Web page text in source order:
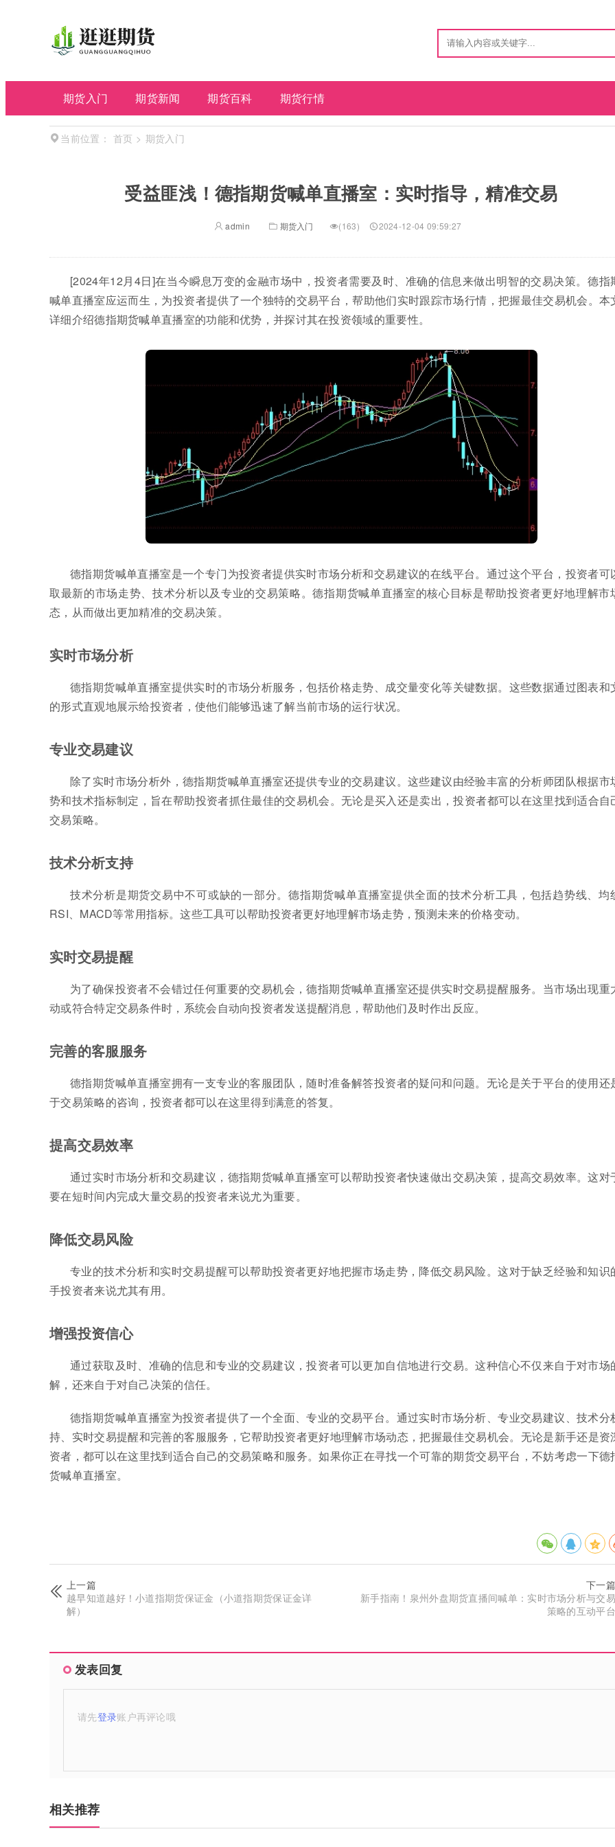
期货入门 期货新闻 期货百科 期货行情
当前位置： 首页 > 期货入门
受益匪浅！德指期货喊单直播室：实时指导，精准交易
admin 期货入门 (163) 2024-12-04 09:59:27
[2024年12月4日]在当今瞬息万变的金融市场中，投资者需要及时、准确的信息来做出明智的交易决策。德指
喊单直播室应运而生，为投资者提供了一个独特的交易平台，帮助他们实时跟踪市场行情，把握最佳交易机会。本
详细介绍德指期货喊单直播室的功能和优势，并探讨其在投资领域的重要性。
德指期货喊单直播室是一个专门为投资者提供实时市场分析和交易建议的在线平台。通过这个平台，投资者可
取最新的市场走势、技术分析以及专业的交易策略。德指期货喊单直播室的核心目标是帮助投资者更好地理解市
态，从而做出更加精准的交易决策。
实时市场分析
德指期货喊单直播室提供实时的市场分析服务，包括价格走势、成交量变化等关键数据。这些数据通过图表和
的形式直观地展示给投资者，使他们能够迅速了解当前市场的运行状况。
专业交易建议
除了实时市场分析外，德指期货喊单直播室还提供专业的交易建议。这些建议由经验丰富的分析师团队根据市
势和技术指标制定，旨在帮助投资者抓住最佳的交易机会。无论是买入还是卖出，投资者都可以在这里找到适合自
交易策略。
技术分析支持
技术分析是期货交易中不可或缺的一部分。德指期货喊单直播室提供全面的技术分析工具，包括趋势线、均
RSI、MACD等常用指标。这些工具可以帮助投资者更好地理解市场走势，预测未来的价格变动。
实时交易提醒
为了确保投资者不会错过任何重要的交易机会，德指期货喊单直播室还提供实时交易提醒服务。当市场出现重
动或符合特定交易条件时，系统会自动向投资者发送提醒消息，帮助他们及时作出反应。
完善的客服服务
德指期货喊单直播室拥有一支专业的客服团队，随时准备解答投资者的疑问和问题。无论是关于平台的使用还
于交易策略的咨询，投资者都可以在这里得到满意的答复。
提高交易效率
通过实时市场分析和交易建议，德指期货喊单直播室可以帮助投资者快速做出交易决策，提高交易效率。这对
要在短时间内完成大量交易的投资者来说尤为重要。
降低交易风险
专业的技术分析和实时交易提醒可以帮助投资者更好地把握市场走势，降低交易风险。这对于缺乏经验和知识
手投资者来说尤其有用。
增强投资信心
通过获取及时、准确的信息和专业的交易建议，投资者可以更加自信地进行交易。这种信心不仅来自于对市场
解，还来自于对自己决策的信任。
德指期货喊单直播室为投资者提供了一个全面、专业的交易平台。通过实时市场分析、专业交易建议、技术分
持、实时交易提醒和完善的客服服务，它帮助投资者更好地理解市场动态，把握最佳交易机会。无论是新手还是资
资者，都可以在这里找到适合自己的交易策略和服务。如果你正在寻找一个可靠的期货交易平台，不妨考虑一下德
货喊单直播室。
上一篇
越早知道越好！小道指期货保证金（小道指期货保证金详
解）
下一篇
新手指南！泉州外盘期货直播间喊单：实时市场分析与交易
策略的互动平台
发表回复
请先登录账户再评论哦
相关推荐